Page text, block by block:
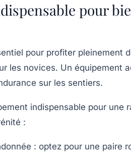
pour
pour profiter pleinement
les novices. Un équipement
sur les sentiers.
indispensable pour une
:
: optez pour une paire